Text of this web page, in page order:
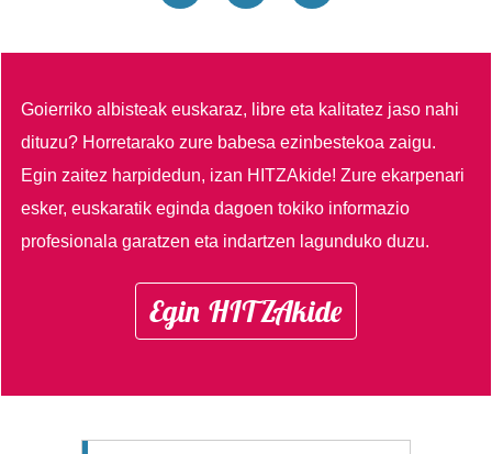
Goierriko albisteak euskaraz, libre eta kalitatez jaso nahi
dituzu? Horretarako zure babesa ezinbestekoa zaigu.
Egin zaitez harpidedun, izan HITZAkide!Zure ekarpenari
esker, euskaratik eginda dagoen tokiko informazio
profesionala garatzen eta indartzen lagunduko duzu.
Egin HITZAkide